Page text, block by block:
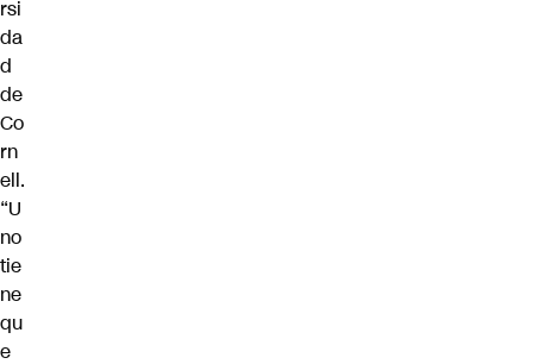
rsi
da
d
de
Co
rn
ell.
“U
no
tie
ne
qu
e